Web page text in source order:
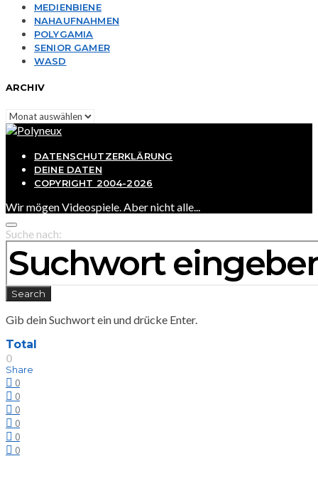
MEDIENBIENE
NAHAUFNAHMEN
POLYGAMIA
SENIOR GAMER
WASD
ARCHIV
Archiv
DATENSCHUTZERKLÄRUNG
DEINE DATEN
COPYRIGHT 2004-2026
Wir mögen Videospiele. Aber nicht alle...
Suche nach:
Search
Gib dein Suchwort ein und drücke Enter.
Total
0
Share
0
0
0
0
0
0